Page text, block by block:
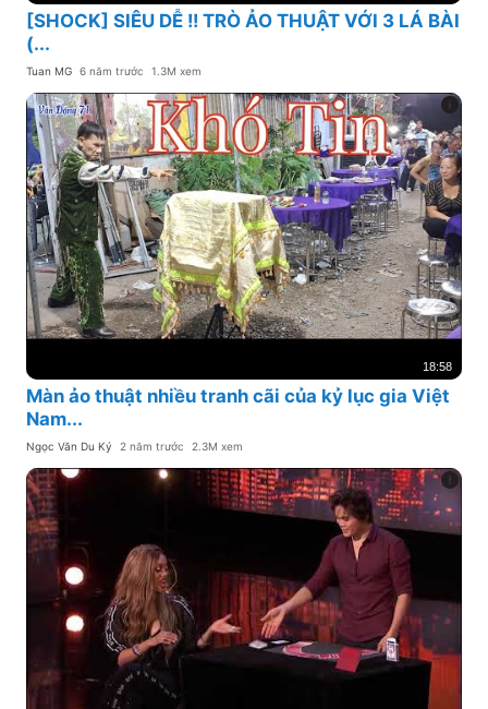
[SHOCK] SIÊU DỄ !! TRÒ ẢO THUẬT VỚI 3 LÁ BÀI
(...
Tuan MG 6 năm trước 1.3M xem
18:58
Màn ảo thuật nhiều tranh cãi của kỷ lục gia Việt
Nam...
Ngọc Văn Du Ký 2 năm trước 2.3M xem